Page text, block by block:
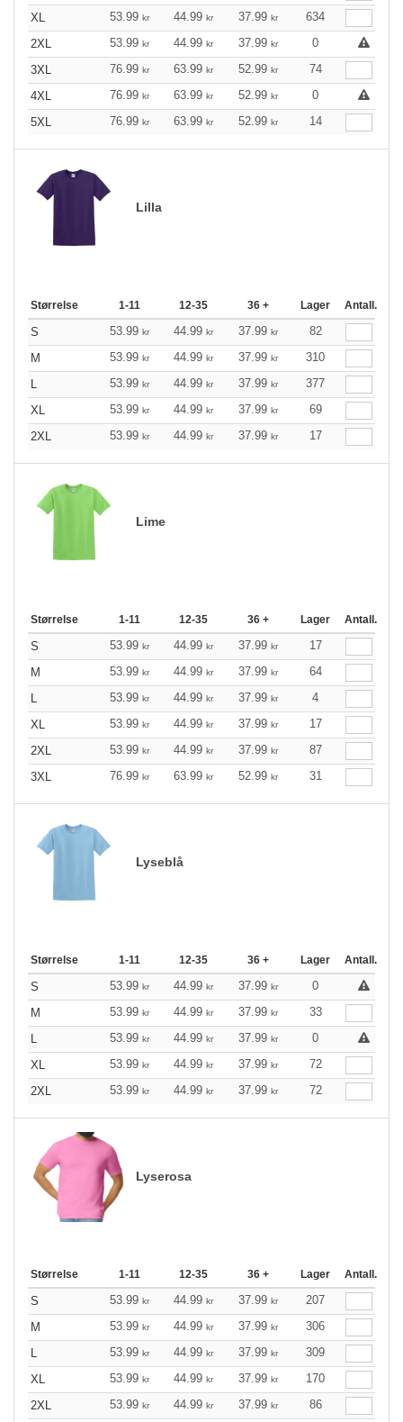
XL 53.99 kr 44.99 kr 37.99 kr
634
2XL
53.99 kr 44.99 kr 37.99 kr
0
3XL
76.99 kr 63.99 kr 52.99 kr
74
4XL
76.99 kr 63.99 kr 52.99 kr
0
5XL
76.99 kr 63.99 kr 52.99 kr 14
Lilla
Størrelse 1-11 12-35 36 + Lager Antall.
S 53.99 kr 44.99 kr 37.99 kr
82
M
53.99 kr 44.99 kr 37.99 kr
310
L
53.99 kr 44.99 kr 37.99 kr
377
XL
53.99 kr 44.99 kr 37.99 kr
69
2XL
53.99 kr 44.99 kr 37.99 kr 17
Lime
Størrelse 1-11 12-35 36 + Lager Antall.
S 53.99 kr 44.99 kr 37.99 kr
17
M
53.99 kr 44.99 kr 37.99 kr
64
L
53.99 kr 44.99 kr 37.99 kr
4
XL
53.99 kr 44.99 kr 37.99 kr
17
2XL
53.99 kr 44.99 kr 37.99 kr
87
3XL
76.99 kr 63.99 kr 52.99 kr 31
Lyseblå
Størrelse 1-11 12-35 36 + Lager Antall.
S 53.99 kr 44.99 kr 37.99 kr
0
M
53.99 kr 44.99 kr 37.99 kr
33
L
53.99 kr 44.99 kr 37.99 kr
0
XL
53.99 kr 44.99 kr 37.99 kr
72
2XL
53.99 kr 44.99 kr 37.99 kr 72
Lyserosa
Størrelse 1-11 12-35 36 + Lager Antall.
S 53.99 kr 44.99 kr 37.99 kr
207
M
53.99 kr 44.99 kr 37.99 kr
306
L
53.99 kr 44.99 kr 37.99 kr
309
XL
53.99 kr 44.99 kr 37.99 kr
170
2XL
53.99 kr 44.99 kr 37.99 kr
86